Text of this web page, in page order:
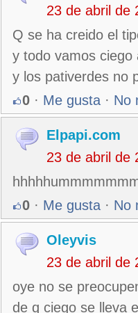
23 de abril de
Q se ha creido el
y todo vamos
y los pativerdes no
0 · Me gusta · No
Elpapi.com
23 de abril de
0 · Me gusta · No
Oleyvis
23 de abril de
oye no se
de q ciego se lleva